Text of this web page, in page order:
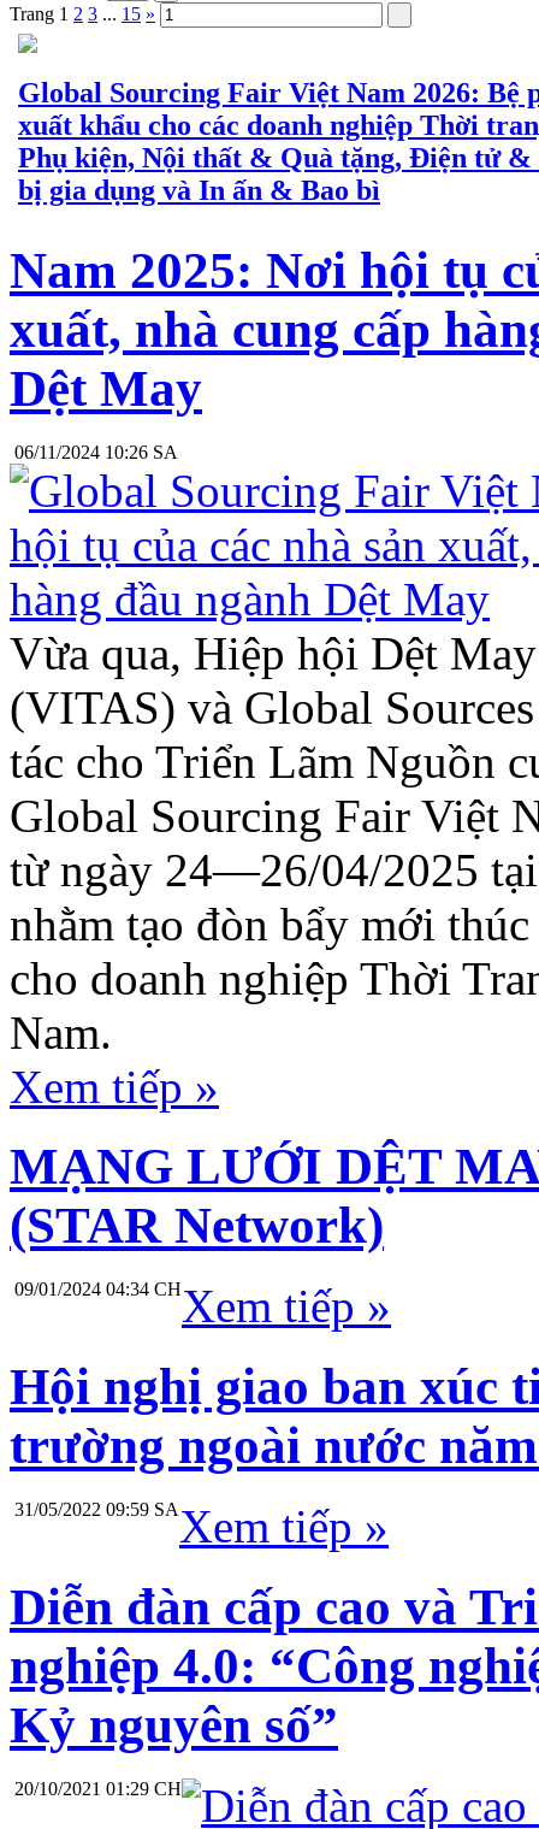
Trang 1 2 3 ... 15 »
Global Sourcing Fair Việt Nam 2026: Bệ
xuất khẩu cho các doanh nghiệp Thời
Phụ kiện, Nội thất & Quà tặng, Điện tử
bị gia dụng và In ấn & Bao bì
Nam 2025: Nơi hội tụ
xuất, nhà cung cấp
Dệt May
06/11/2024 10:26 SA
Vừa qua, Hiệp hội Dệt
(VITAS) và Global
tác cho Triển Lãm Nguồn
Global Sourcing Fair Việt
từ ngày 24—26/04/2025
nhằm tạo đòn bẩy mới
cho doanh nghiệp Thời
Nam.
Xem tiếp »
MẠNG LƯỚI DỆT
(STAR Network)
09/01/2024 04:34 CHXem tiếp »
Hội nghị giao ban xúc
trường ngoài nước
31/05/2022 09:59 SAXem tiếp »
Diễn đàn cấp cao và
nghiệp 4.0: “Công
Kỷ nguyên số”
20/10/2021 01:29 CH